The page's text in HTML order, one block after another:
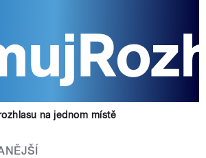
na jednom místě